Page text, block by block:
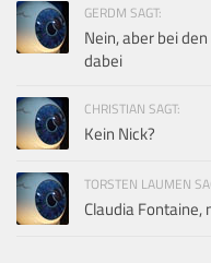
GERDM SAGT:
Nein, aber bei
dabei
CHRISTIAN SAGT:
Kein Nick?
TORSTEN LAUMEN
Claudia